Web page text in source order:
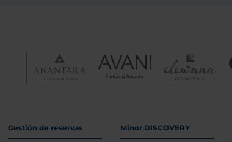
Gestión de reservas Minor DISCOVERY